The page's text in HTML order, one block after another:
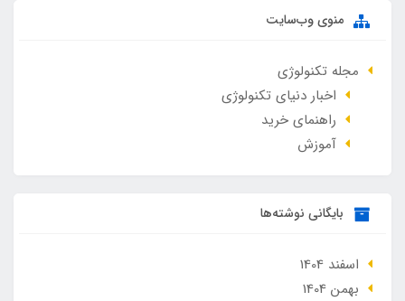
منوی وب‌سایت
مجله تکنولوژی
اخبار دنیای تکنولوژی
راهنمای خرید
آموزش
بایگانی نوشته‌ها
اسفند 1404
بهمن 1404